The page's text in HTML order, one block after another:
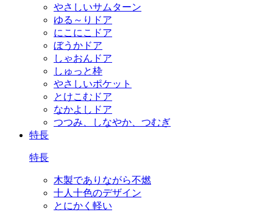
やさしいサムターン
ゆる～りドア
にこにこドア
ぼうかドア
しゃおんドア
しゅっと枠
やさしいポケット
とけこむドア
なかよしドア
つつみ、しなやか、つむぎ
特長
特長
木製でありながら不燃
十人十色のデザイン
とにかく軽い